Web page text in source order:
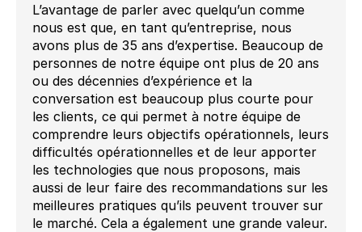
L’avantage de parler avec quelqu’un comme
nous est que, en tant qu’entreprise, nous
avons plus de 35 ans d’expertise. Beaucoup de
personnes de notre équipe ont plus de 20 ans
ou des décennies d’expérience et la
conversation est beaucoup plus courte pour
les clients, ce qui permet à notre équipe de
comprendre leurs objectifs opérationnels, leurs
difficultés opérationnelles et de leur apporter
les technologies que nous proposons, mais
aussi de leur faire des recommandations sur les
meilleures pratiques qu’ils peuvent trouver sur
le marché. Cela a également une grande valeur.